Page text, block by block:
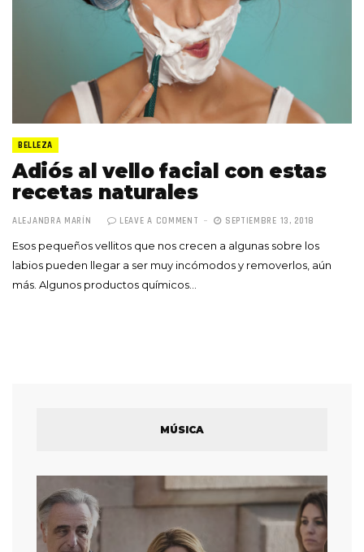
BELLEZA
Adiós al vello facial con estas
recetas naturales
ALEJANDRA MARÍN LEAVE A COMMENT SEPTIEMBRE 13, 2018
Esos pequeños vellitos que nos crecen a algunas sobre los
labios pueden llegar a ser muy incómodos y removerlos, aún
más. Algunos productos químicos…
MÚSICA